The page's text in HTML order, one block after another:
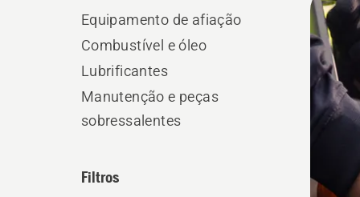
Equipamento de afiação
Combustível e óleo
Lubrificantes
Manutenção e peças
sobressalentes
Filtros
os